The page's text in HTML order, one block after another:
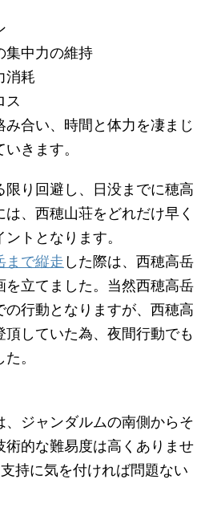
集中力の維持
消耗
ス
み合い、時間と体力を凄まじ
きます。
限り回避し、日没までに穂高
、西穂山荘をどれだけ早く
トとなります。
まで縦走 した際は、西穂高岳
を立てました。当然西穂高岳
の行動となりますが、西穂高
していた為、夜間行動でも
。
ジャンダルムの南側からそ
術的な難易度は高くありませ
持に気を付ければ問題ない